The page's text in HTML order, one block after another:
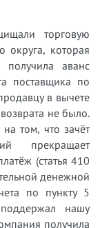
торговую
округа, которая
аванс
поставщика по
в вычете
не было.
том, что зачёт
прекращает
(статья 410
денежной
по пункту 5
нашу
получила